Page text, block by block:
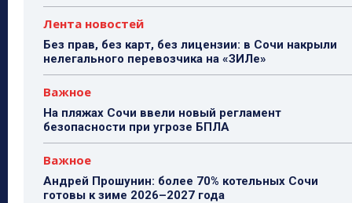
Лента новостей
Без прав, без карт, без лицензии: в Сочи накрыли
нелегального перевозчика на «ЗИЛе»
Важное
На пляжах Сочи ввели новый регламент
безопасности при угрозе БПЛА
Важное
Андрей Прошунин: более 70% котельных Сочи
готовы к зиме 2026–2027 года